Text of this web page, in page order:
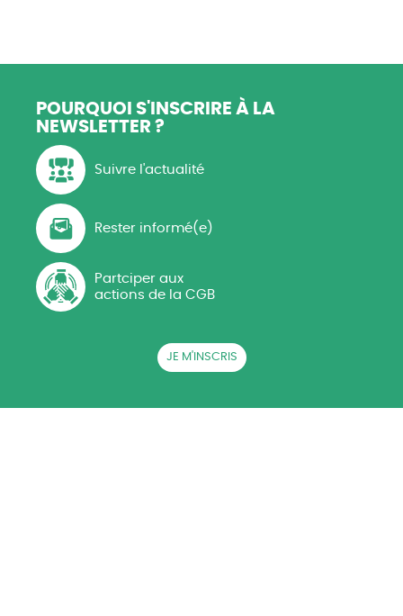
POURQUOI S'INSCRIRE À LA
NEWSLETTER ?
Suivre l'actualité
Rester informé(e)
Partciper aux
actions de la CGB
JE M'INSCRIS